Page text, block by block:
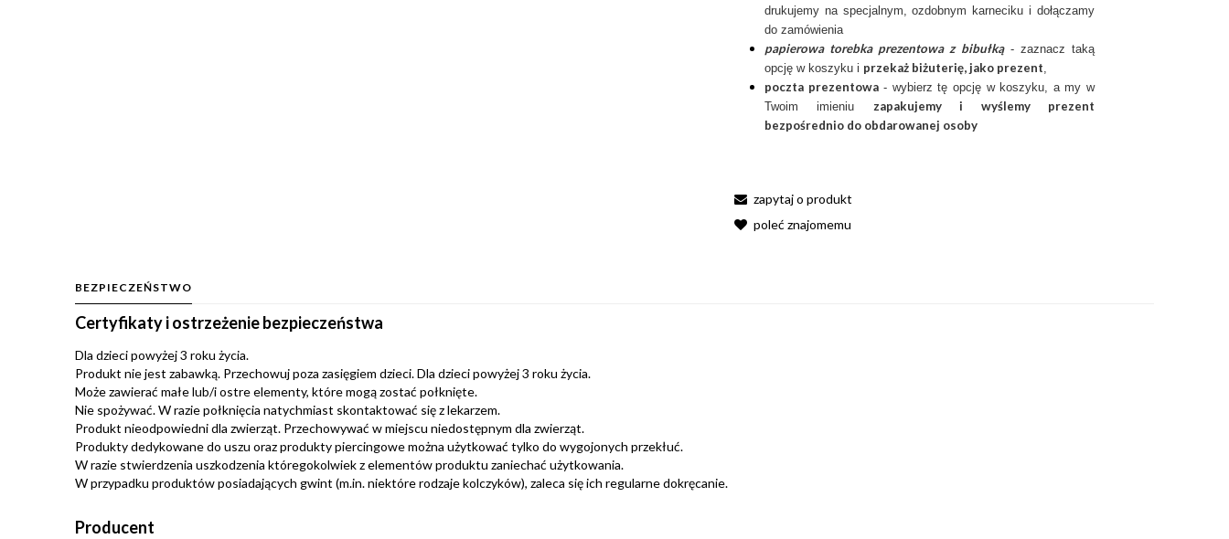
drukujemy na specjalnym, ozdobnym karneciku i dołączamy
do zamówienia
papierowa torebka prezentowa z bibułką- zaznacz taką
opcję w koszyku i przekaż biżuterię, jako prezent,
poczta prezentowa- wybierz tę opcję w koszyku, a my w
Twoim imieniu zapakujemy i wyślemy prezent
bezpośrednio do obdarowanej osoby
zapytaj o produkt
poleć znajomemu
BEZPIECZEŃSTWO
Certyfikaty i ostrzeżenie bezpieczeństwa
Dla dzieci powyżej 3 roku życia.
Produkt nie jest zabawką. Przechowuj poza zasięgiem dzieci. Dla dzieci powyżej 3 roku życia.
Może zawierać małe lub/i ostre elementy, które mogą zostać połknięte.
Nie spożywać. W razie połknięcia natychmiast skontaktować się z lekarzem.
Produkt nieodpowiedni dla zwierząt. Przechowywać w miejscu niedostępnym dla zwierząt.
Produkty dedykowane do uszu oraz produkty piercingowe można użytkować tylko do wygojonych przekłuć.
W razie stwierdzenia uszkodzenia któregokolwiek z elementów produktu zaniechać użytkowania.
W przypadku produktów posiadających gwint (m.in. niektóre rodzaje kolczyków), zaleca się ich regularne dokręcanie.
Producent